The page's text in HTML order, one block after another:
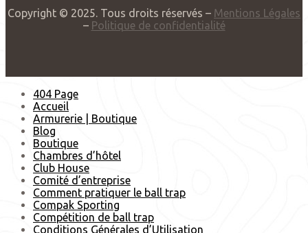
Copyright © 2025. Tous droits réservés – Mentions Légales
– Politique de confidentialité
404 Page
Accueil
Armurerie | Boutique
Blog
Boutique
Chambres d’hôtel
Club House
Comité d’entreprise
Comment pratiquer le ball trap
Compak Sporting
Compétition de ball trap
Conditions Générales d’Utilisation